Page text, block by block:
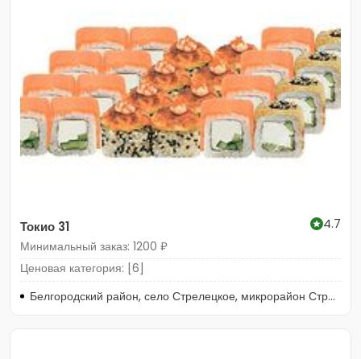
Токио 31
4.7
Минимальный заказ: 1200 ₽
Ценовая категория: [6]
Белгородский район, село Стрелецкое, микрорайон Стрелецкое-43, улица Калмыкова, 19